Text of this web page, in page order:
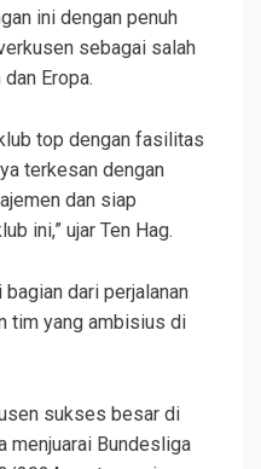
ini dengan penuh
sebagai salah
Eropa.
top dengan fasilitas
terkesan dengan
dan siap
ini,” ujar Ten Hag.
bagian dari perjalanan
tim yang ambisius di
sukses besar di
menjuarai Bundesliga